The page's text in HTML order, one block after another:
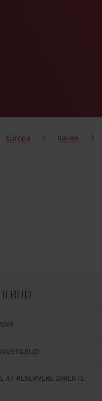
Europa Italien
AT RESERVERE DIREKTE